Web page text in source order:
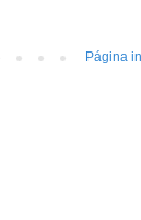
Página